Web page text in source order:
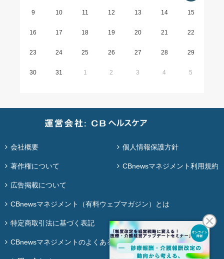
9 10 11 12 13 14 15
16 17 18 19 20 21 22
23 24 25 26 27 28 29
30 31 1 2 3 4 5
会社概要 個人情報保護方針
著作権について CBnewsマネジメント利用規約
広告掲載について
CBnewsマネジメント（有料ウェブマガジン）とは
特定商取引法に基づく表記
CBnewsマネジメントのよくある質問